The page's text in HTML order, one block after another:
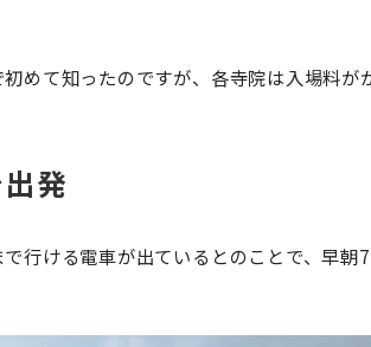
めて知ったのですが、各寺院は入場料が
発
行ける電車が出ているとのことで、早朝